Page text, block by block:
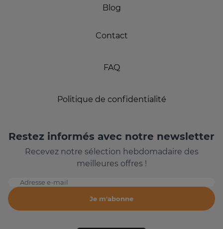
Blog
Contact
FAQ
Politique de confidentialité
Restez informés avec notre newsletter
Recevez notre sélection hebdomadaire des
meilleures offres !
Adresse e-mail
Je m'abonne